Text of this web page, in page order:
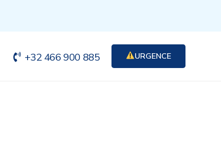
+32 466 900 885 URGENCE